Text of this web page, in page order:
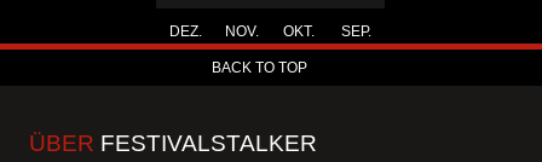
DEZ. NOV. OKT. SEP.
BACK TO TOP
ÜBER FESTIVALSTALKER